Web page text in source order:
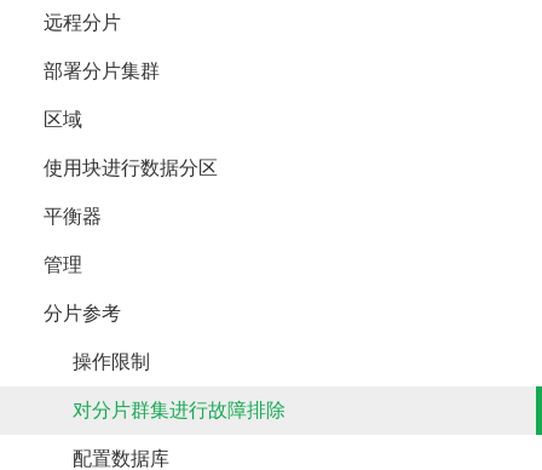
远程分片
部署分片集群
区域
使用块进行数据分区
平衡器
管理
分片参考
操作限制
对分片群集进行故障排除
配置数据库